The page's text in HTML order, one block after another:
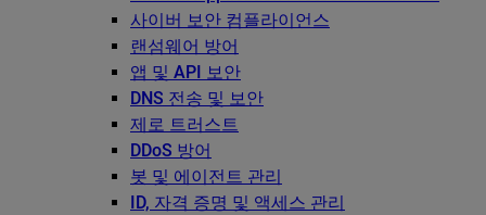
사이버 보안 컴플라이언스
랜섬웨어 방어
앱 및 API 보안
DNS 전송 및 보안
제로 트러스트
DDoS 방어
봇 및 에이전트 관리
ID, 자격 증명 및 액세스 관리